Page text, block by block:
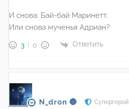
И снова: Бай-бай Маринетт.
Или снова мученья Адриан?
3 0 Ответить
N_dron 🌚 Супергерой